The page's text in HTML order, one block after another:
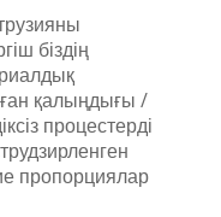
біздің
қалыңдығы /
процестерді
пропорциялар